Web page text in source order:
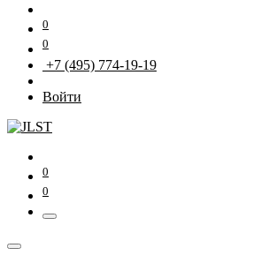
0
0
+7 (495) 774-19-19
Войти
0
0